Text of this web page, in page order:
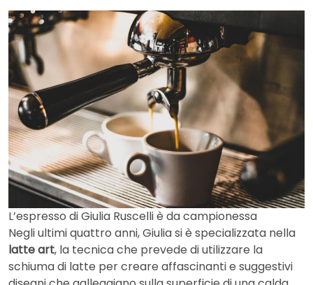
L’espresso di Giulia Ruscelli è da campionessa
Negli ultimi quattro anni, Giulia si è specializzata nella
latte art, la tecnica che prevede di utilizzare la
schiuma di latte per creare affascinanti e suggestivi